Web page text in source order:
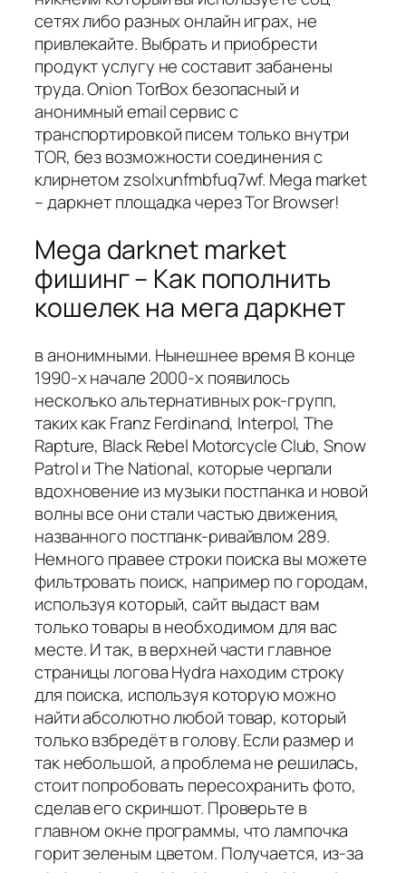
сетях либо разных онлайн играх, не
привлекайте. Выбрать и приобрести
продукт услугу не составит забанены
труда. Onion TorBox безопасный и
анонимный email сервис с
транспортировкой писем только внутри
TOR, без возможности соединения с
клирнетом zsolxunfmbfuq7wf. Mega market
– даркнет площадка через Tor Browser!
Mega darknet market
фишинг – Как пополнить
кошелек на мега даркнет
в анонимными. Нынешнее время В конце
1990-х начале 2000-х появилось
несколько альтернативных рок-групп,
таких как Franz Ferdinand, Interpol, The
Rapture, Black Rebel Motorcycle Club, Snow
Patrol и The National, которые черпали
вдохновение из музыки постпанка и новой
волны все они стали частью движения,
названного постпанк-ривайвлом 289.
Немного правее строки поиска вы можете
фильтровать поиск, например по городам,
используя который, сайт выдаст вам
только товары в необходимом для вас
месте. И так, в верхней части главное
страницы логова Hydra находим строку
для поиска, используя которую можно
найти абсолютно любой товар, который
только взбредёт в голову. Если размер и
так небольшой, а проблема не решилась,
стоит попробовать пересохранить фото,
сделав его скриншот. Проверьте в
главном окне программы, что лампочка
горит зеленым цветом. Получается, из-за